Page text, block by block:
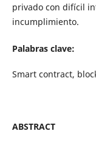
privado con difícil
incumplimiento.
Palabras clave:
Smart contract,
ABSTRACT